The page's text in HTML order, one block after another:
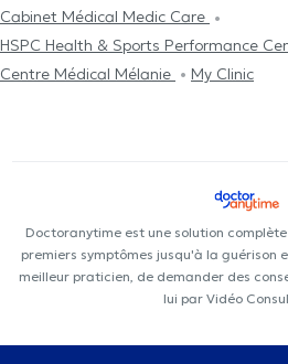
Cabinet Médical Medic Care
HSPC Health & Sports Performance
Centre Médical Mélanie
My Clinic
Doctoranytime est une solution
premiers symptômes jusqu'à la guérison
meilleur praticien, de demander des
lui par Vidéo